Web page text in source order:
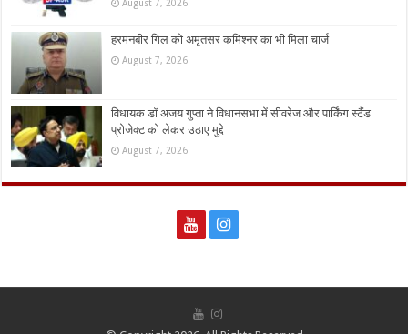
August 7, 2026
हरमनबीर गिल को अमृतसर कमिश्नर का भी मिला चार्ज
August 7, 2026
विधायक डॉ अजय गुप्ता ने विधानसभा में सीवरेज और पार्किंग स्टैंड
प्रोजेक्ट को लेकर उठाए मुद्दे
August 7, 2026